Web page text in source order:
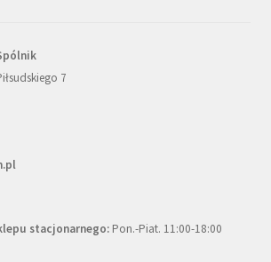
7
stacjonarnego:Pon.-Piat. 11:00-18:00